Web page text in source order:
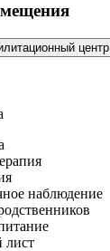
центр
наблюдение
лист